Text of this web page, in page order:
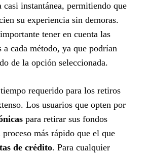
instantánea, permitiendo que
su experiencia sin demoras.
tener en cuenta las
a cada método, ya que podrían
de la opción seleccionada.
requerido para los retiros
Los usuarios que opten por
para retirar sus fondos
más rápido que el que
de crédito. Para cualquier